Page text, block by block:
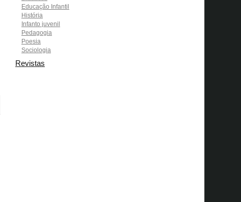
Educação Infantil
História
Infanto juvenil
Pedagogia
Poesia
Sociologia
Revistas